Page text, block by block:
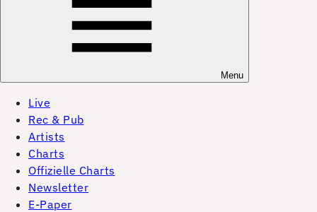
Menu
Live
Rec & Pub
Artists
Charts
Offizielle Charts
Newsletter
E-Paper